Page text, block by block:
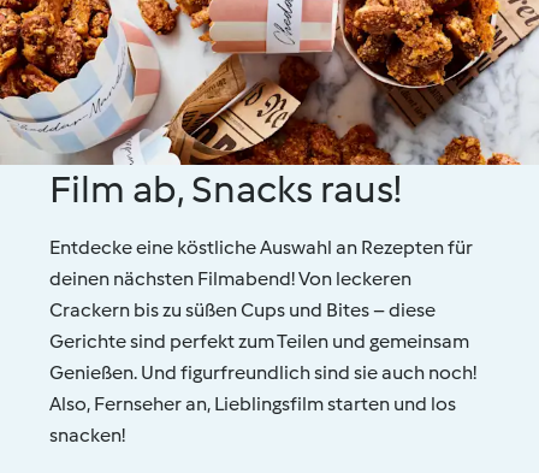
Film ab, Snacks raus!
Entdecke eine köstliche Auswahl an Rezepten für
deinen nächsten Filmabend! Von leckeren
Crackern bis zu süßen Cups und Bites – diese
Gerichte sind perfekt zum Teilen und gemeinsam
Genießen. Und figurfreundlich sind sie auch noch!
Also, Fernseher an, Lieblingsfilm starten und los
snacken!